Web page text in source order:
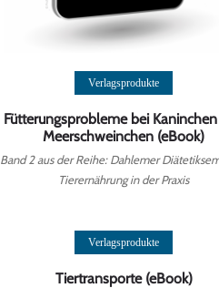
Weiterlesen
Verlagsprodukte
Fütterungsprobleme bei
Meerschweinchen (eBook)
Band 2 aus der Reihe: Dahlemer
Tierernährung in der Praxis
Weiterlesen
Verlagsprodukte
Tiertransporte (eBook)